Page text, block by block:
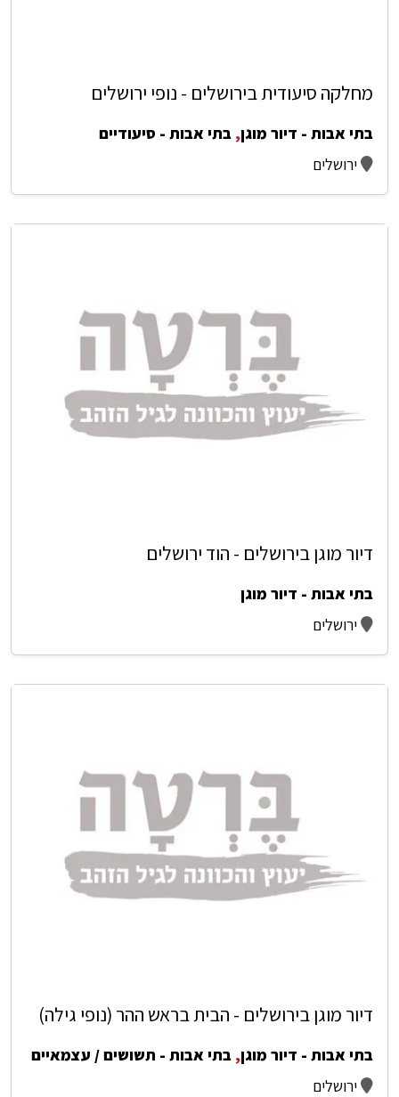
מחלקה סיעודית בירושלים - נופי ירושלים
בתי אבות - דיור מוגן, בתי אבות - סיעודיים
ירושלים
דיור מוגן בירושלים - הוד ירושלים
בתי אבות - דיור מוגן
ירושלים
דיור מוגן בירושלים - הבית בראש ההר (נופי גילה)
בתי אבות - דיור מוגן, בתי אבות - תשושים / עצמאיים
ירושלים